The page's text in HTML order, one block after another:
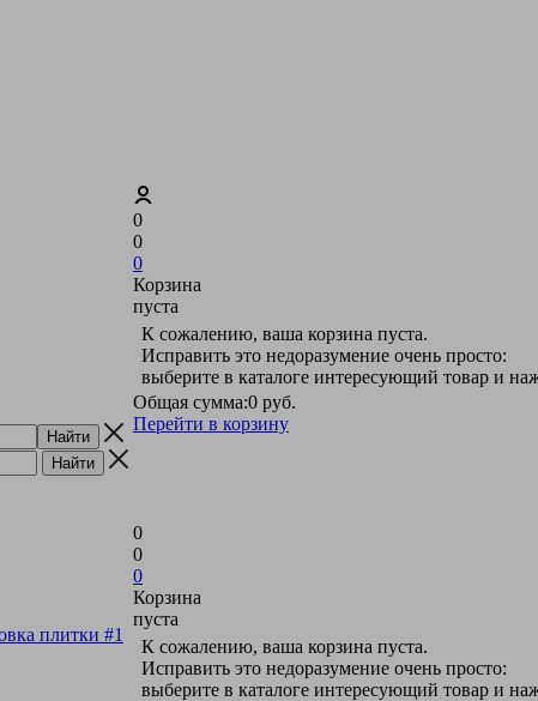
0
0
0
Корзина
пуста
К сожалению, ваша корзина пуста.
Исправить это недоразумение очень просто:
выберите в каталоге интересующий товар и
Общая сумма:0 руб.
Перейти в корзину
0
0
0
Корзина
пуста
К сожалению, ваша корзина пуста.
Исправить это недоразумение очень просто:
выберите в каталоге интересующий товар и